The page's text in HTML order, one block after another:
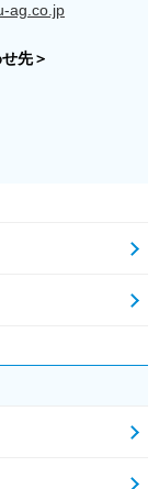
ag.co.jp
先＞